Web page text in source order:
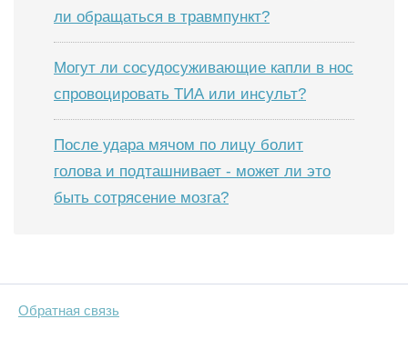
ли обращаться в травмпункт?
Могут ли сосудосуживающие капли в нос
спровоцировать ТИА или инсульт?
После удара мячом по лицу болит
голова и подташнивает - может ли это
быть сотрясение мозга?
Обратная связь